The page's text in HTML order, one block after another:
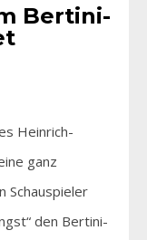
Bertini-
Heinrich-
ganz
Schauspieler
den Bertini-